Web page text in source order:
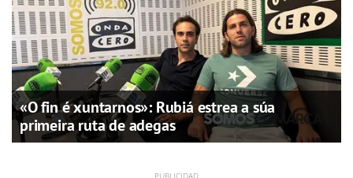
«O fin é xuntarnos»: Rubiá estrea a súa
primeira ruta de adegas